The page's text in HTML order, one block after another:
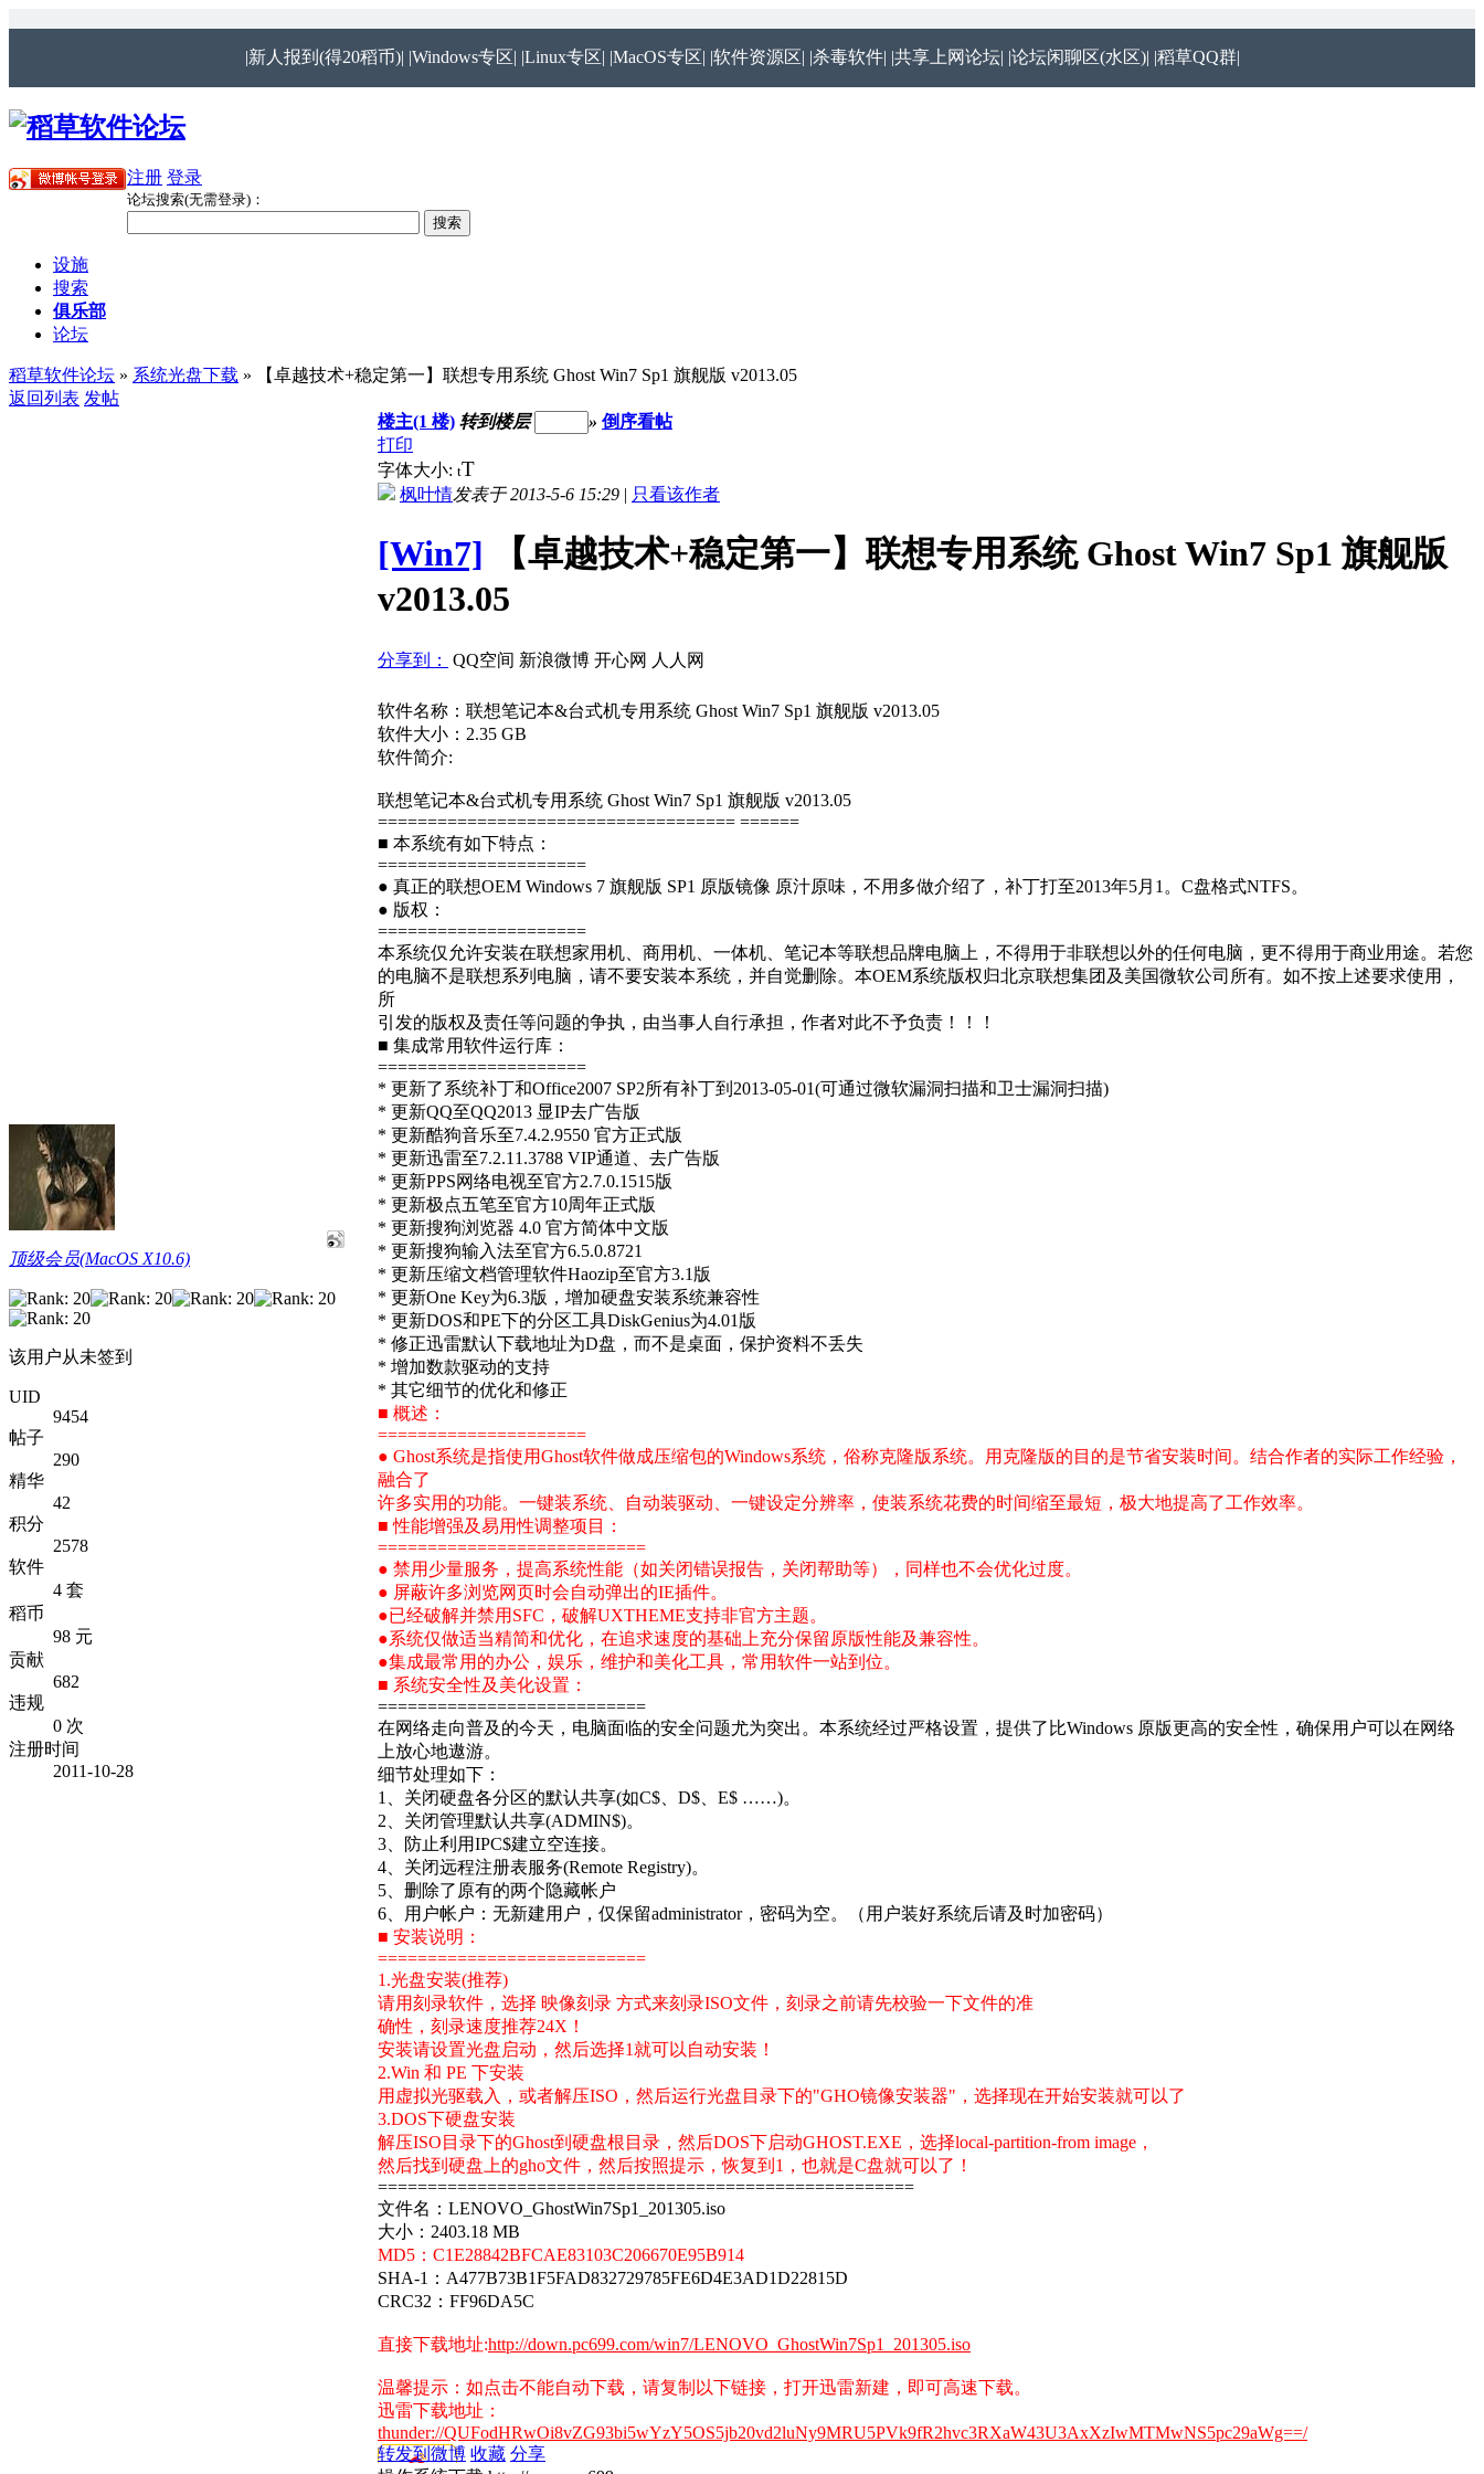
|新人报到(得20稻币)| |Windows专区| |Linux专区| |MacOS专区| |软件资源区| |杀毒软件| |共享上网论坛| |论坛闲聊区(水区)| |稻草QQ群|
注册 登录
论坛搜索(无需登录)：
设施
搜索
俱乐部
论坛
稻草软件论坛 » 系统光盘下载 » 【卓越技术+稳定第一】联想专用系统 Ghost Win7 Sp1 旗舰版 v2013.05
返回列表 发帖
顶级会员(MacOS X10.6)
该用户从未签到
UID
9454
帖子
290
精华
42
积分
2578
软件
4 套
稻币
98 元
贡献
682
违规
0 次
注册时间
2011-10-28
楼主(1 楼) 转到楼层 » 倒序看帖
打印
字体大小: tT
枫叶情发表于 2013-5-6 15:29 | 只看该作者
[Win7] 【卓越技术+稳定第一】联想专用系统 Ghost Win7 Sp1 旗舰版
v2013.05
分享到： QQ空间 新浪微博 开心网 人人网
软件名称：联想笔记本&台式机专用系统 Ghost Win7 Sp1 旗舰版 v2013.05
软件大小：2.35 GB
软件简介:
联想笔记本&台式机专用系统 Ghost Win7 Sp1 旗舰版 v2013.05
==================================== ======
■ 本系统有如下特点：
=====================
● 真正的联想OEM Windows 7 旗舰版 SP1 原版镜像 原汁原味，不用多做介绍了，补丁打至2013年5月1。C盘格式NTFS。
● 版权：
=====================
本系统仅允许安装在联想家用机、商用机、一体机、笔记本等联想品牌电脑上，不得用于非联想以外的任何电脑，更不得用于商业用途。若您
的电脑不是联想系列电脑，请不要安装本系统，并自觉删除。本OEM系统版权归北京联想集团及美国微软公司所有。如不按上述要求使用，
所
引发的版权及责任等问题的争执，由当事人自行承担，作者对此不予负责！！！
■ 集成常用软件运行库：
=====================
* 更新了系统补丁和Office2007 SP2所有补丁到2013-05-01(可通过微软漏洞扫描和卫士漏洞扫描)
* 更新QQ至QQ2013 显IP去广告版
* 更新酷狗音乐至7.4.2.9550 官方正式版
* 更新迅雷至7.2.11.3788 VIP通道、去广告版
* 更新PPS网络电视至官方2.7.0.1515版
* 更新极点五笔至官方10周年正式版
* 更新搜狗浏览器 4.0 官方简体中文版
* 更新搜狗输入法至官方6.5.0.8721
* 更新压缩文档管理软件Haozip至官方3.1版
* 更新One Key为6.3版，增加硬盘安装系统兼容性
* 更新DOS和PE下的分区工具DiskGenius为4.01版
* 修正迅雷默认下载地址为D盘，而不是桌面，保护资料不丢失
* 增加数款驱动的支持
* 其它细节的优化和修正
■ 概述：
=====================
● Ghost系统是指使用Ghost软件做成压缩包的Windows系统，俗称克隆版系统。用克隆版的目的是节省安装时间。结合作者的实际工作经验，
融合了
许多实用的功能。一键装系统、自动装驱动、一键设定分辨率，使装系统花费的时间缩至最短，极大地提高了工作效率。
■ 性能增强及易用性调整项目：
===========================
● 禁用少量服务，提高系统性能（如关闭错误报告，关闭帮助等），同样也不会优化过度。
● 屏蔽许多浏览网页时会自动弹出的IE插件。
●已经破解并禁用SFC，破解UXTHEME支持非官方主题。
●系统仅做适当精简和优化，在追求速度的基础上充分保留原版性能及兼容性。
●集成最常用的办公，娱乐，维护和美化工具，常用软件一站到位。
■ 系统安全性及美化设置：
===========================
在网络走向普及的今天，电脑面临的安全问题尤为突出。本系统经过严格设置，提供了比Windows 原版更高的安全性，确保用户可以在网络
上放心地遨游。
细节处理如下：
1、关闭硬盘各分区的默认共享(如C$、D$、E$ ……)。
2、关闭管理默认共享(ADMIN$)。
3、防止利用IPC$建立空连接。
4、关闭远程注册表服务(Remote Registry)。
5、删除了原有的两个隐藏帐户
6、用户帐户：无新建用户，仅保留administrator，密码为空。（用户装好系统后请及时加密码）
■ 安装说明：
===========================
1.光盘安装(推荐)
请用刻录软件，选择 映像刻录 方式来刻录ISO文件，刻录之前请先校验一下文件的准
确性，刻录速度推荐24X！
安装请设置光盘启动，然后选择1就可以自动安装！
2.Win 和 PE 下安装
用虚拟光驱载入，或者解压ISO，然后运行光盘目录下的"GHO镜像安装器"，选择现在开始安装就可以了
3.DOS下硬盘安装
解压ISO目录下的Ghost到硬盘根目录，然后DOS下启动GHOST.EXE，选择local-partition-from image，
然后找到硬盘上的gho文件，然后按照提示，恢复到1，也就是C盘就可以了！
======================================================
文件名：LENOVO_GhostWin7Sp1_201305.iso
大小：2403.18 MB
MD5：C1E28842BFCAE83103C206670E95B914
SHA-1：A477B73B1F5FAD832729785FE6D4E3AD1D22815D
CRC32：FF96DA5C
直接下载地址:http://down.pc699.com/win7/LENOVO_GhostWin7Sp1_201305.iso
温馨提示：如点击不能自动下载，请复制以下链接，打开迅雷新建，即可高速下载。
迅雷下载地址：
thunder://QUFodHRwOi8vZG93bi5wYzY5OS5jb20vd2luNy9MRU5PVk9fR2hvc3RXaW43U3AxXzIwMTMwNS5pc29aWg==/
转发到微博 收藏 分享